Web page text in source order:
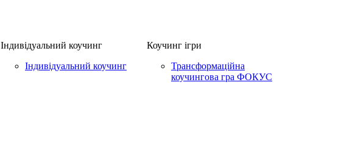
Індивідуальний коучинг
Індивідуальний коучинг
Коучинг ігри
Трансформаційна
коучингова гра ФОКУС